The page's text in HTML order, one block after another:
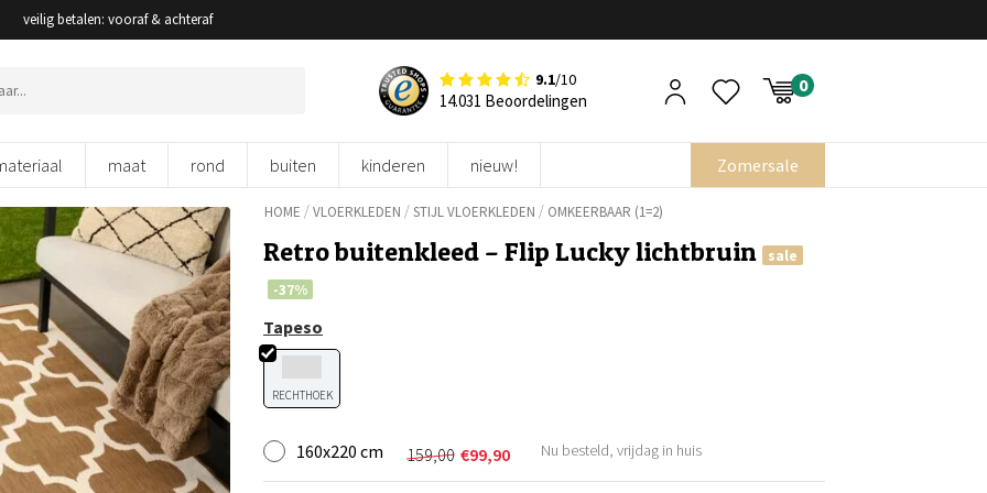
veilig betalen: vooraf & achteraf
9.1/10
14.031 Beoordelingen
maat rond buiten kinderen nieuw! Zomersale
HOME /VLOERKLEDEN /STIJL VLOERKLEDEN / OMKEERBAAR (1=2)
Retro buitenkleed – Flip Lucky lichtbruin
sale
-37%
Tapeso
RECHTHOEK
160x220 cm 159,00
Oorspronkelijke
prijs
€99,90
Huidige
prijs
Nu besteld, vrijdag in huis